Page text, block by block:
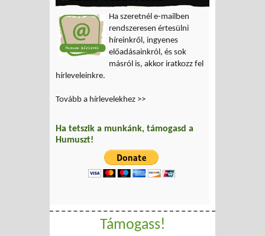
Ha szeretnél e-mailben
rendszeresen értesülni
híreinkről, ingyenes
előadásainkról, és sok
másról is, akkor iratkozz fel
hírleveleinkre.
Tovább a hírlevelekhez >>
Ha tetszik a munkánk, támogasd a
Humuszt!
Támogass!